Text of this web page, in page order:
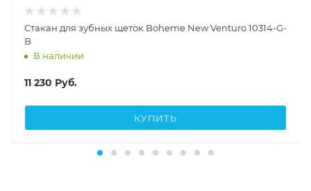
Стакан для зубных щеток Boheme New Venturo 10314-G-
B
В наличии
11 230 Руб.
КУПИТЬ